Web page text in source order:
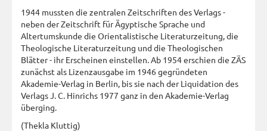
1944 mussten die zentralen Zeitschriften des Verlags -
neben der Zeitschrift für Ägyptische Sprache und
Altertumskunde die Orientalistische Literaturzeitung, die
Theologische Literaturzeitung und die Theologischen
Blätter - ihr Erscheinen einstellen. Ab 1954 erschien die ZÄS
zunächst als Lizenzausgabe im 1946 gegründeten
Akademie-Verlag in Berlin, bis sie nach der Liquidation des
Verlags J. C. Hinrichs 1977 ganz in den Akademie-Verlag
überging.
(Thekla Kluttig)